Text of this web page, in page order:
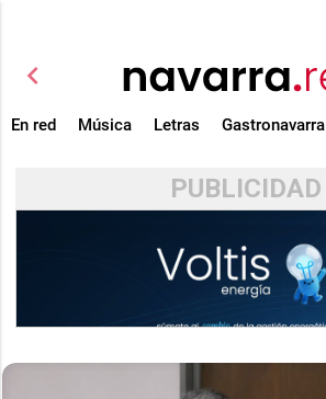
chevron_left
En red Música Letras Gastronavarra
PUBLICIDAD